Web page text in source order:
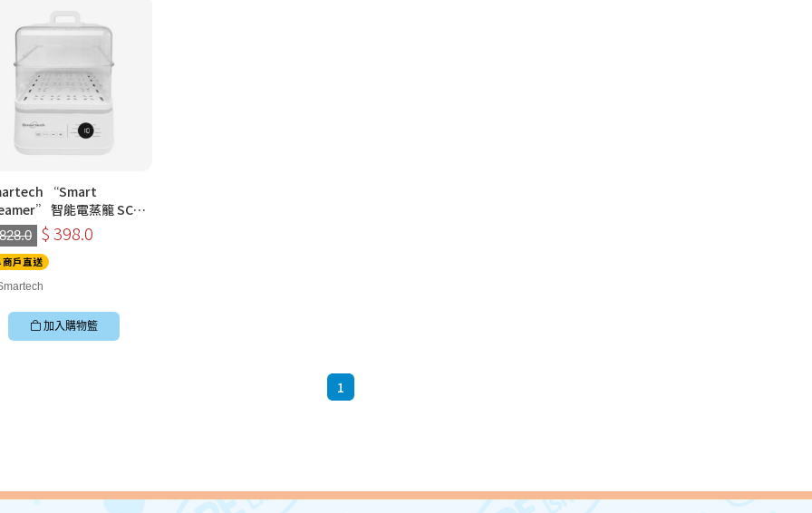
“Smart
智能電蒸籠 SC-
$ 398.0
商戶直送
加入購物籃
1